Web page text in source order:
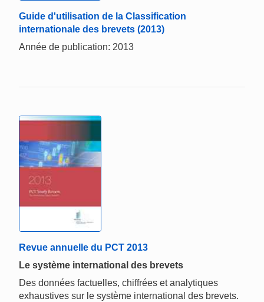
Guide d'utilisation de la Classification
internationale des brevets (2013)
Année de publication: 2013
Revue annuelle du PCT 2013
Le système international des brevets
Des données factuelles, chiffrées et analytiques
exhaustives sur le système international des brevets.